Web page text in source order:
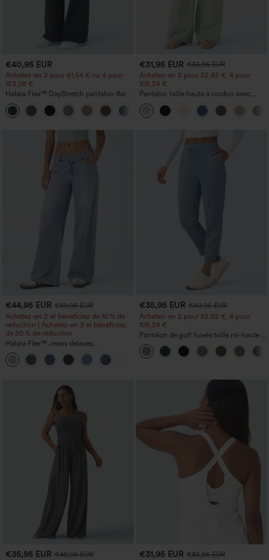
€40,95 EUR
Achetez-en 2 pour 61,54 € ou 4 pour
123,08 €.
Halara Flex™ DayStretch pantalon flare
de travail, taille mi-haute, poche latérale
zippée
€31,95 EUR €35,95 EUR
Achetez-en 2 pour 52,62 €, 4 pour
105,24 €
Pantalon taille haute à cordon avec
poches, jambe large et coupe ample,
style décontracté, effet lin
€44,95 EUR €49,95 EUR
Achetez-en 2 et bénéficiez de 10 % de
réduction | Achetez-en 3 et bénéficiez
de 20 % de réduction
Halara Flex™ Jeans délavés
décontractés, coupe baggy à jambe
large, taille basse asymétrique, poches
zippées
€35,95 EUR €40,95 EUR
Achetez-en 2 pour 52,62 €, 4 pour
105,24 €
Pantalon de golf fuselé taille mi-haute à
cordon, ourlet incurvé, séchage rapide,
avec poches — UPF40+
€35,95 EUR €40,95 EUR
€31,95 EUR €35,95 EUR